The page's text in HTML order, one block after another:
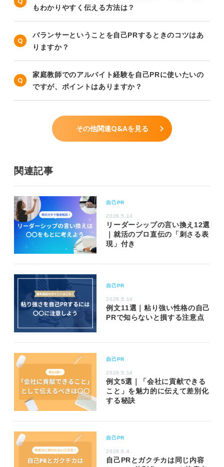
もわかりやすく伝える方法は？
バランサーということを自己PRするときのコツはあ
りますか？
家庭教師でのアルバイト経験を自己PRに使いたいの
ですが、ポイントはありますか？
その他関連Q&Aを見る
関連記事
自己PR
2026.5.14
リーダーシップの言い換え12選
｜就活のプロ直伝の「刺さる表
現」付き
自己PR
2026.5.14
例文11選｜粘り強い性格の自己
PRで知らないと損する注意点
自己PR
2026.5.14
例文5選｜「会社に貢献できる
こと」を魅力的に伝えて差別化
する秘訣
自己PR
2026.6.4
自己PRとガクチカは同じ内容